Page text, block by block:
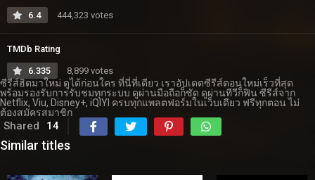
6.4 444,323 votes
TMDb Rating
6.335 8,899 votes
ซีรีส์ฮิตมาใหม่ ดูได้ก่อนใคร ที่นี่ที่เดียว เราอัปเดตซีรีส์ตอนใหม่เร็วที่สุด
พร้อมรองรับการรับชมทุกระบบ ดูผ่านมือถือก็ชัด ดูผ่านทีวีก็ฟิน ซีรีส์จาก
Netflix, Viu, Disney+, iQIYI ครบทุกแพลตฟอร์มในเว็บเดียว ฟรีทุกตอน ไม่
ต้องสมัครสมาชิก
Shared 14
Similar titles